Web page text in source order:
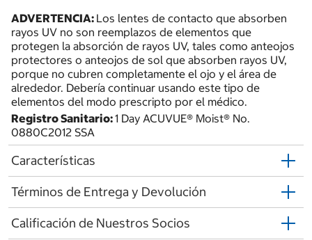
ADVERTENCIA: Los lentes de contacto que absorben
rayos UV no son reemplazos de elementos que
protegen la absorción de rayos UV, tales como anteojos
protectores o anteojos de sol que absorben rayos UV,
porque no cubren completamente el ojo y el área de
alrededor. Debería continuar usando este tipo de
elementos del modo prescripto por el médico.
Registro Sanitario:1 Day ACUVUE® Moist® No.
0880C2012 SSA
Características
Términos de Entrega y Devolución
Calificación de Nuestros Socios